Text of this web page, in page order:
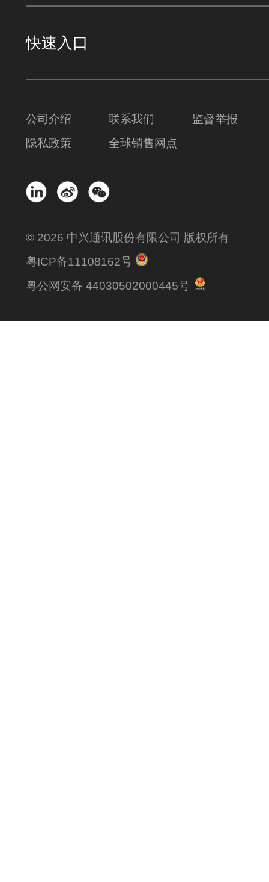
快速入口
公司介绍 联系我们
监督举报
隐私政策
全球销售网点
© 2026 中兴通讯股份有限公司 版权所有
粤ICP备11108162号
粤公网安备 44030502000445号